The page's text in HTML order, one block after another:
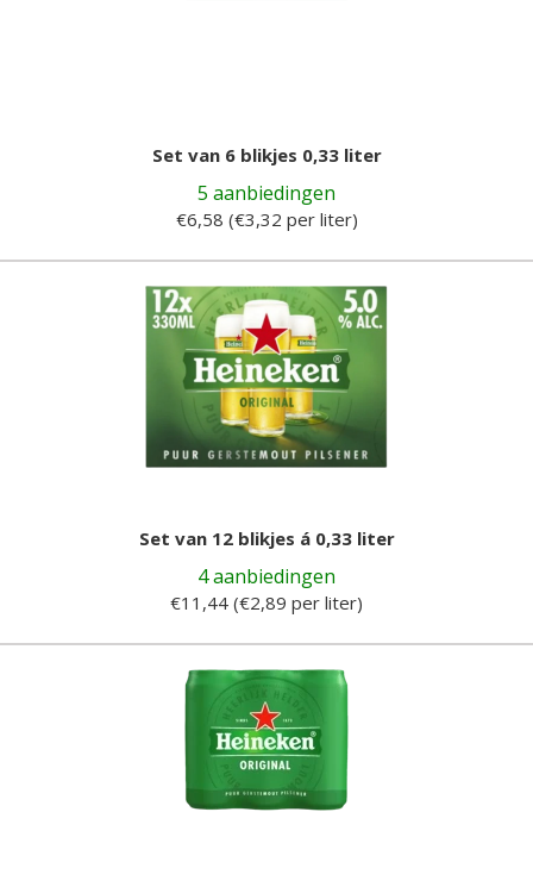
Set van 6 blikjes 0,33 liter
5 aanbiedingen
€6,58 (€3,32 per liter)
Set van 12 blikjes á 0,33 liter
4 aanbiedingen
€11,44 (€2,89 per liter)